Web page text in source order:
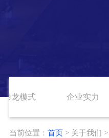
泰龙模式 企业实力
当前位置： 首页> 关于我们 >